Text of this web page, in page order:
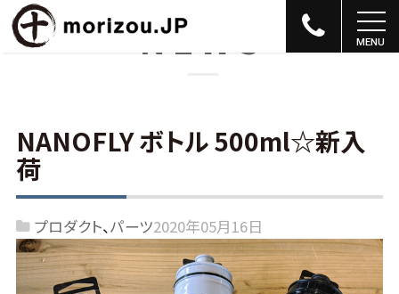
NEWS
NANOFLY ボトル 500ml☆新入
荷
プロダクト パーツ2020年05月16日